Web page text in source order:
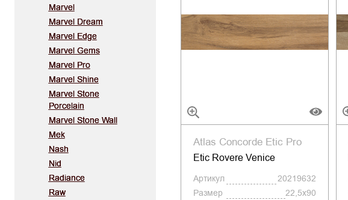
Marvel
Marvel Dream
Marvel Edge
Marvel Gems
Marvel Pro
Marvel Shine
Marvel Stone
Porcelain
Marvel Stone Wall
Mek
Nash
Nid
Radiance
Raw
Atlas Concorde Etic Pro
Etic Rovere Venice
Артикул
20219632
Размер
22,5x90